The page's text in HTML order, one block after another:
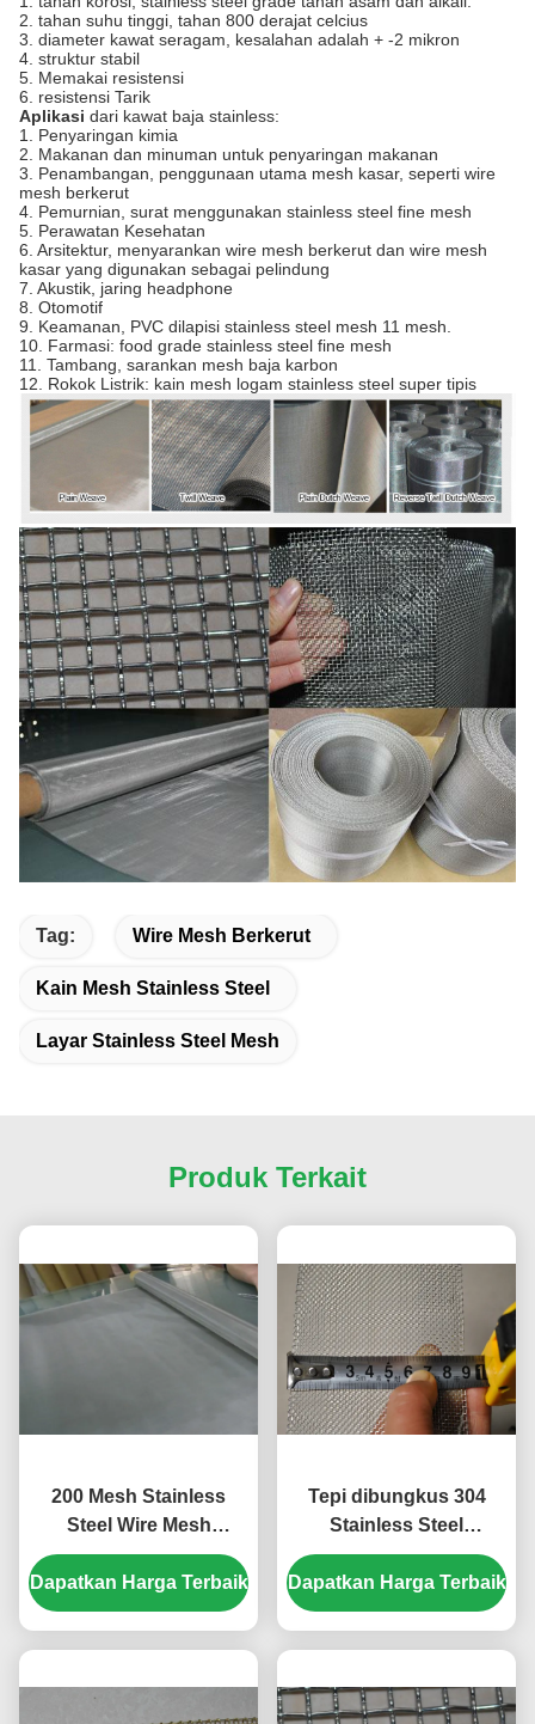
2. tahan suhu tinggi, tahan 800 derajat celcius
3. diameter kawat seragam, kesalahan adalah + -2 mikron
4. struktur stabil
5. Memakai resistensi
6. resistensi Tarik
Aplikasi dari kawat baja stainless:
1. Penyaringan kimia
2. Makanan dan minuman untuk penyaringan makanan
3. Penambangan, penggunaan utama mesh kasar, seperti wire
mesh berkerut
4. Pemurnian, surat menggunakan stainless steel fine mesh
5. Perawatan Kesehatan
6. Arsitektur, menyarankan wire mesh berkerut dan wire mesh
kasar yang digunakan sebagai pelindung
7. Akustik, jaring headphone
8. Otomotif
9. Keamanan, PVC dilapisi stainless steel mesh 11 mesh.
10. Farmasi: food grade stainless steel fine mesh
11. Tambang, sarankan mesh baja karbon
12. Rokok Listrik: kain mesh logam stainless steel super tipis
Tag: Wire Mesh Berkerut
Kain Mesh Stainless Steel
Layar Stainless Steel Mesh
Produk Terkait
200 Mesh Stainless
Steel Wire Mesh
Dengan Penggunaan
Industri Kimia Woven
Wire
Dapatkan Harga Terbaik
Tepi dibungkus 304
Stainless Steel
anyaman Wire Mesh 16
Mesh lebar 90mm
Dapatkan Harga Terbaik